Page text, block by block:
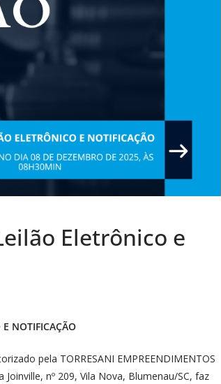
Eletrônico e
NOTIFICAÇÃO
pela TORRESANI EMPREENDIMENTOS
nº 209, Vila Nova, Blumenau/SC, faz